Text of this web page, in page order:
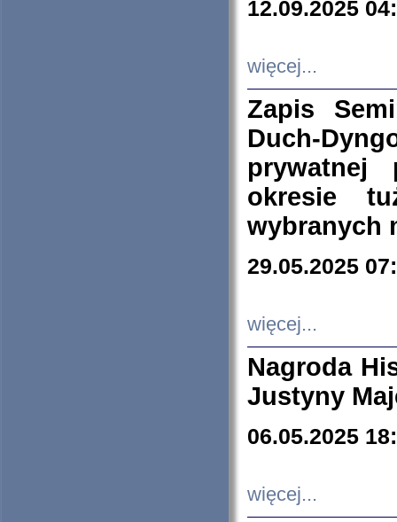
12.09.2025
więcej...
Zapis
Duch-
prywatnej
okresie
wybranych
29.05.2025
więcej...
Nagroda
Justyny
06.05.2025
więcej...